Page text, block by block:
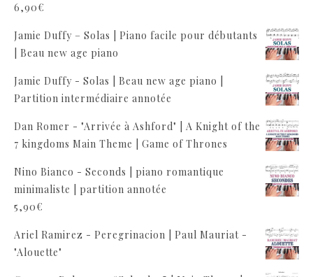
6,90€
Jamie Duffy – Solas | Piano facile pour débutants
| Beau new age piano
Jamie Duffy - Solas | Beau new age piano |
Partition intermédiaire annotée
Dan Romer - "Arrivée à Ashford" | A Knight of the
7 kingdoms Main Theme | Game of Thrones
Nino Bianco - Seconds | piano romantique
minimaliste | partition annotée
5,90€
Ariel Ramirez - Peregrinacion | Paul Mauriat -
"Alouette"